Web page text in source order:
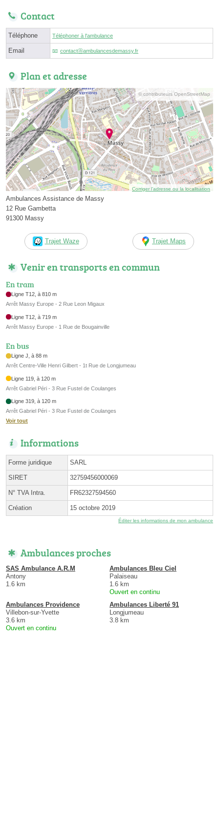
Contact
Téléphone Téléphoner à l'ambulance
Email contactⓐambulancesdemassy.fr
Plan et adresse
© contributeurs OpenStreetMap
Corriger l’adresse ou la localisation
Ambulances Assistance de Massy
12 Rue Gambetta
91300 Massy
Trajet Waze Trajet Maps
Venir en transports en commun
En tram
Ligne T12, à 810 m
Arrêt Massy Europe - 2 Rue Leon Migaux
Ligne T12, à 719 m
Arrêt Massy Europe - 1 Rue de Bougainville
En bus
Ligne J, à 88 m
Arrêt Centre-Ville Henri Gilbert - 1t Rue de Longjumeau
Ligne 119, à 120 m
Arrêt Gabriel Péri - 3 Rue Fustel de Coulanges
Ligne 319, à 120 m
Arrêt Gabriel Péri - 3 Rue Fustel de Coulanges
Voir tout
Informations
Forme juridique SARL
SIRET 32759456000069
N° TVA Intra. FR62327594560
Création 15 octobre 2019
Éditer les informations de mon ambulance
Ambulances proches
SAS Ambulance A.R.M
Antony
1.6 km
Ambulances Bleu Ciel
Palaiseau
1.6 km
Ouvert en continu
Ambulances Providence
Villebon-sur-Yvette
3.6 km
Ouvert en continu
Ambulances Liberté 91
Longjumeau
3.8 km